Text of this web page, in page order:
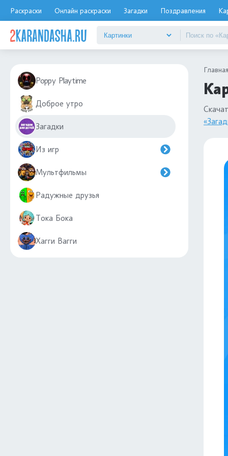
Раскраски Онлайн раскраски Загадки Поздравления
Poppy Playtime
Доброе утро
Загадки
Из игр
Мультфильмы
Радужные друзья
Тока Бока
Хагги Вагги
Главная